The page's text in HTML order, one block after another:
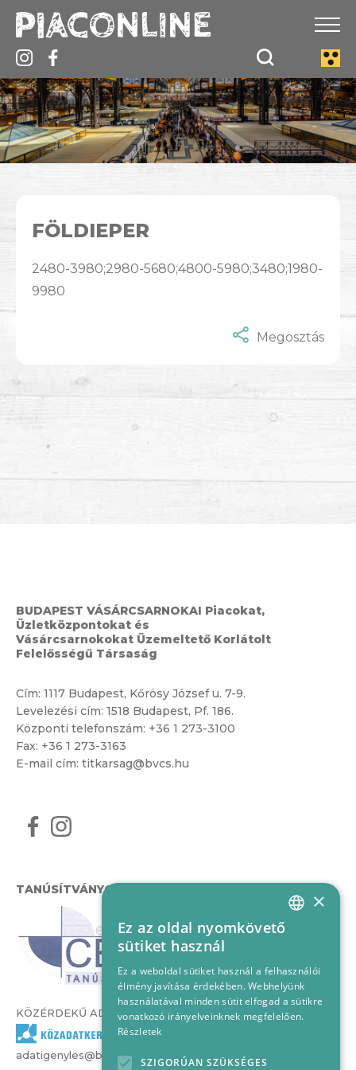
FÖLDIEPER
2480-3980;2980-5680;4800-5980;3480;1980-
9980
Megosztás
BUDAPEST VÁSÁRCSARNOKAI Piacokat,
Üzletközpontokat és
Vásárcsarnokokat Üzemeltető Korlátolt
Felelősségű Társaság
Cím: 1117 Budapest, Kőrösy József u. 7-9.
Levelezési cím: 1518 Budapest, Pf. 186.
Központi telefonszám: +36 1 273-3100
Fax: +36 1 273-3163
E-mail cím: titkarsag@bvcs.hu
TANÚSÍTVÁNYOK
KÖZÉRDEKŰ ADATOK
adatigenyles@bvcs.hu
HUNGARIAN
×
Ez az oldal nyomkövető
sütiket használ
Ez a weboldal sütiket használ a felhasználói
élmény javítása érdekében. Webhelyünk
használatával minden sütit elfogad a sütikre
vonatkozó irányelveinknek megfelelően.
Részletek
SZIGORÚAN SZÜKSÉGES